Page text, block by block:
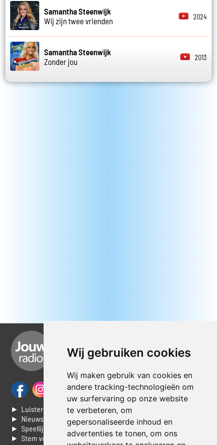
Wij gebruiken cookies
Wij maken gebruik van cookies en
andere tracking-technologieën om
uw surfervaring op onze website
te verbeteren, om
gepersonaliseerde inhoud en
advertenties te tonen, om ons
Samantha Steenwijk
Wij zijn twee vrienden
2024
Samantha Steenwijk
Zonder jou
2013
► Luisteren naar Jouwradio
► Nieuws
► Speellijst
► Stem voor de Dag top 3